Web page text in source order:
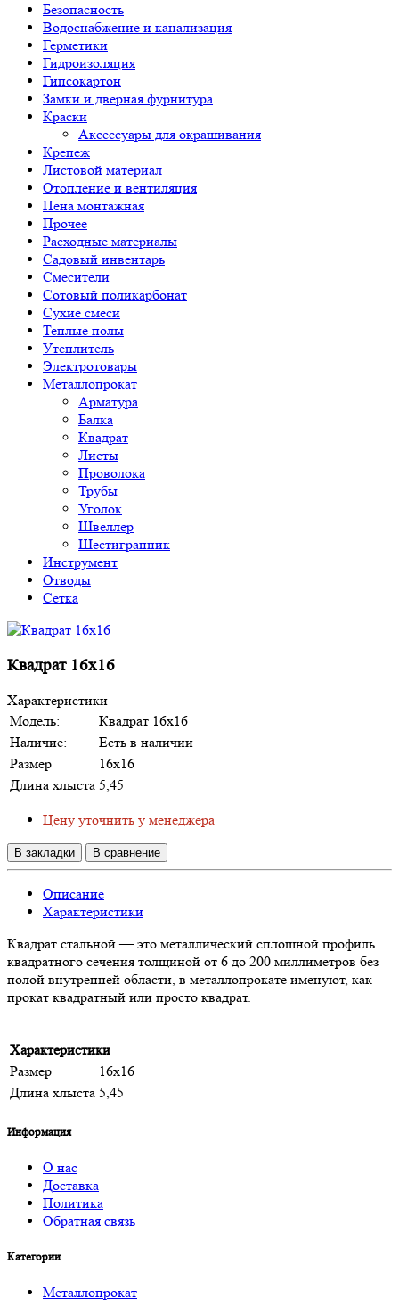
Безопасность
Водоснабжение и канализация
Герметики
Гидроизоляция
Гипсокартон
Замки и дверная фурнитура
Краски
Аксессуары для окрашивания
Крепеж
Листовой материал
Отопление и вентиляция
Пена монтажная
Прочее
Расходные материалы
Садовый инвентарь
Смесители
Сотовый поликарбонат
Сухие смеси
Теплые полы
Утеплитель
Электротовары
Металлопрокат
Арматура
Балка
Квадрат
Листы
Проволока
Трубы
Уголок
Швеллер
Шестигранник
Инструмент
Отводы
Сетка
Квадрат 16х16
Характеристики
Модель:
Квадрат 16х16
Наличие:
Есть в наличии
Размер
16х16
Длина хлыста 5,45
Цену уточнить у менеджера
В закладки В сравнение
Описание
Характеристики
Квадрат стальной — это металлический сплошной профиль
квадратного сечения толщиной от 6 до 200 миллиметров без
полой внутренней области, в металлопрокате именуют, как
прокат квадратный или просто квадрат.
Характеристики
Размер
16х16
Длина хлыста 5,45
Информация
О нас
Доставка
Политика
Обратная связь
Категории
Металлопрокат